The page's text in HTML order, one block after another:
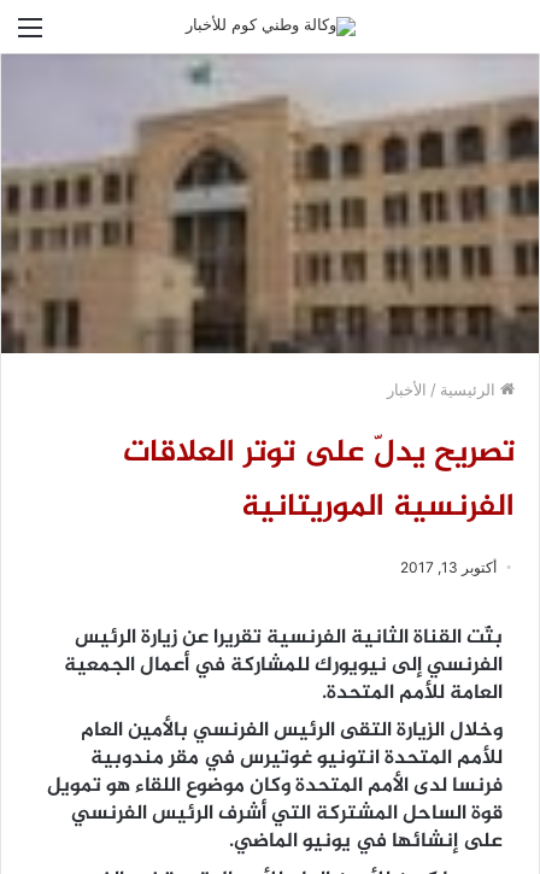
الرئيسية / الأخبار
تصريح يدلّ على توتر العلاقات
الفرنسية الموريتانية
أكتوبر 13, 2017
بثّت القناة الثانية الفرنسية تقريرا عن زيارة الرئيس
الفرنسي إلى نيويورك للمشاركة في أعمال الجمعية
العامة للأمم المتحدة.
وخلال الزيارة التقى الرئيس الفرنسي بالأمين العام
للأمم المتحدة انتونيو غوتيرس في مقر مندوبية
فرنسا لدى الأمم المتحدة وكان موضوع اللقاء هو تمويل
قوة الساحل المشتركة التي أشرف الرئيس الفرنسي
على إنشائها في يونيو الماضي.